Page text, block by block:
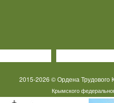
2015-2026 © Ордена
Крымского